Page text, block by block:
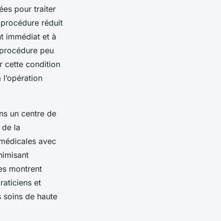
pour traiter
réduit
immédiat et à
peu
cette condition
un centre de
la
avec
montrent
et
de haute